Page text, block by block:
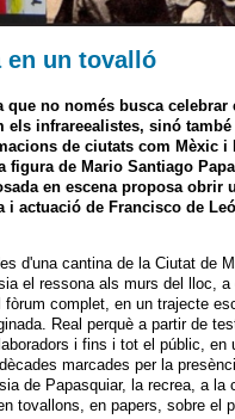
en un tovalló
que no només busca
els infrareealistes, sinó
de ciutats com Mèxic
figura de Mario Santiago
en escena proposa
i actuació de Francisco de
d'una cantina de la Ciutat de
el ressona als murs del lloc,
complet, en un trajecte
Real perquè a partir de
i fins i tot el públic,
marcades per la
de Papasquiar, la recrea, a
tovallons, en papers, sobre el